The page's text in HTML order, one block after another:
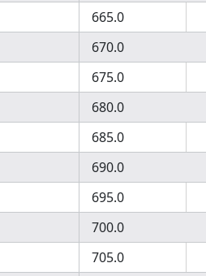
665.0
670.0
675.0
680.0
685.0
690.0
695.0
700.0
705.0